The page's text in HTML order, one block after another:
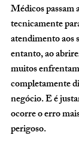
Médicos passam
tecnicamente
atendimento aos
entanto, ao
muitos
completamente
negócio. E é
ocorre o erro
perigoso.